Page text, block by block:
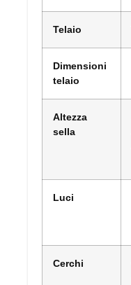
Telaio
Dimensioni
telaio
Altezza
sella
Luci
Cerchi